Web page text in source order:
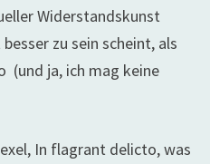
Widerstandskunst
zu sein scheint, als
(und ja, ich mag keine
In flagrant delicto, was